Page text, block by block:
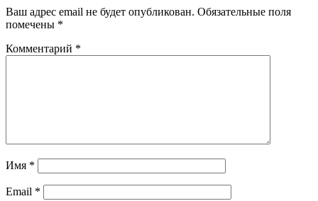
Ваш адрес email не будет опубликован. Обязательные поля
помечены *
Комментарий *
Имя *
Email *